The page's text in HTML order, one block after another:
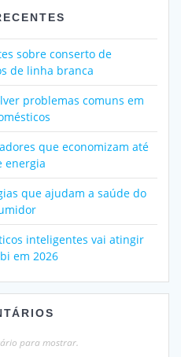
sobre conserto de
de linha branca
problemas comuns em
que economizam até
energia
que ajudam a saúde do
inteligentes vai atingir
em 2026
para mostrar.